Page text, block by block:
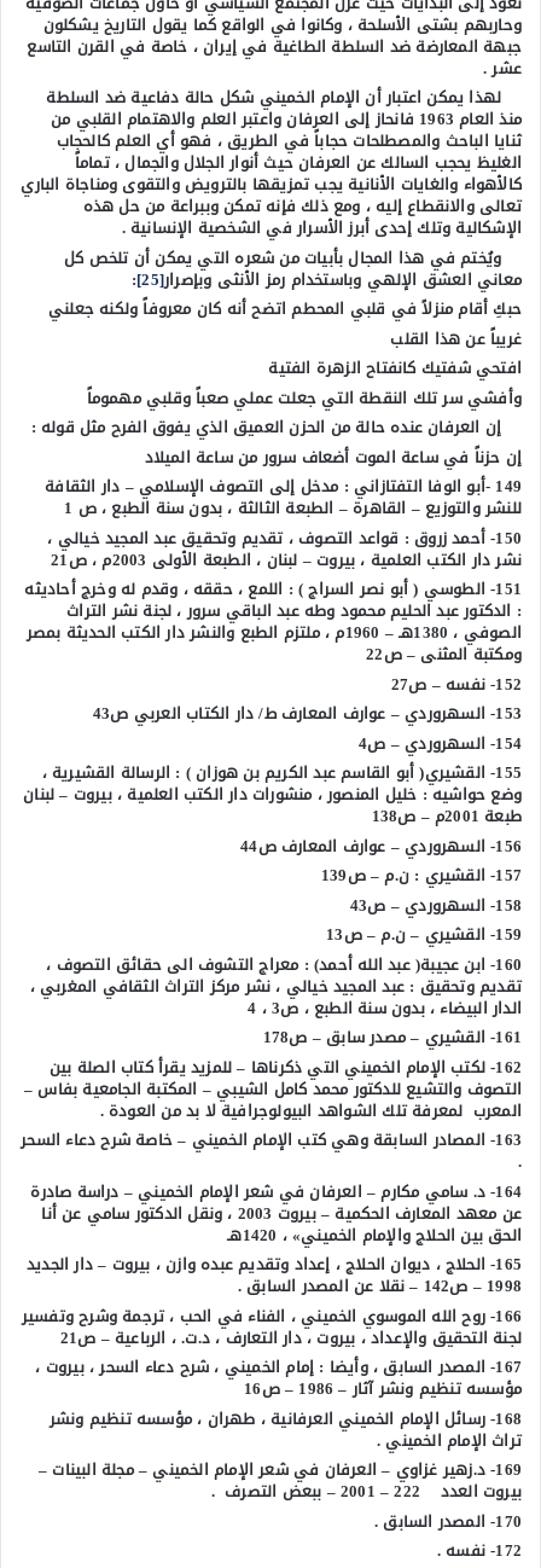
وحاربهم بشتى الأسلحة ، وكانوا في الواقع كما يقول التاريخ يشكلون
جبهة المعارضة ضد السلطة الطاغية في إيران ، خاصة في القرن التاسع
عشر .
لهذا يمكن اعتبار أن الإمام الخميني شكل حالة دفاعية ضد السلطة
منذ العام 1963 فانحاز إلى العرفان واعتبر العلم والاهتمام القلبي من
ثنايا الباحث والمصطلحات حجاباً في الطريق ، فهو أي العلم كالحجاب
الغليظ يحجب السالك عن العرفان حيث أنوار الجلال والجمال ، تماماً
كالأهواء والغايات الأنانية يجب تمزيقها بالترويض والتقوى ومناجاة الباري
تعالى والانقطاع إليه ، ومع ذلك فإنه تمكن وببراعة من حل هذه
الإشكالية وتلك إحدى أبرز الأسرار في الشخصية الإنسانية .
ويُختم في هذا المجال بأبيات من شعره التي يمكن أن تلخص كل
معاني العشق الإلهي وباستخدام رمز الأنثى وبإصرار[25]
:
حبكِ أقام منزلاً في قلبي المحطم اتضح أنه كان معروفاً ولكنه جعلني
غريباً عن هذا القلب
افتحي شفتيك كانفتاح الزهرة الفتية
وأفشي سر تلك النقطة التي جعلت عملي صعباً وقلبي مهموماً
إن العرفان عنده حالة من الحزن العميق الذي يفوق الفرح مثل قوله :
إن حزناً في ساعة الموت أضعاف سرور من ساعة الميلاد
149 -أبو الوفا التفتازاني : مدخل إلى التصوف الإسلامي – دار الثقافة
للنشر والتوزيع – القاهرة – الطبعة الثالثة ، بدون سنة الطبع ، ص 1
150- أحمد زروق : قواعد التصوف ، تقديم وتحقيق عبد المجيد خيالي ،
نشر دار الكتب العلمية ، بيروت – لبنان ، الطبعة الأولى 2003م ، ص21
151- الطوسي ( أبو نصر السراج ) : اللمع ، حققه ، وقدم له وخرج أحاديثه
: الدكتور عبد الحليم محمود وطه عبد الباقي سرور ، لجنة نشر التراث
الصوفي ، 1380هـ – 1960م ، ملتزم الطبع والنشر دار الكتب الحديثة بمصر
ومكتبة المثنى – ص22
152- نفسه – ص27
153- السهروردي – عوارف المعارف ط/ دار الكتاب العربي ص43
154- السهروردي – ص4
155- القشيري( أبو القاسم عبد الكريم بن هوزان ) : الرسالة القشيرية ،
وضع حواشيه : خليل المنصور ، منشورات دار الكتب العلمية ، بيروت – لبنان
طبعة 2001م – ص138
156- السهروردي – عوارف المعارف ص44
157- القشيري : ن.م – ص139
158- السهروردي – ص43
159- القشيري – ن.م – ص13
160- ابن عجيبة( عبد الله أحمد) : معراج التشوف الى حقائق التصوف ،
تقديم وتحقيق : عبد المجيد خيالي ، نشر مركز التراث الثقافي المغربي ،
الدار البيضاء ، بدون سنة الطبع ، ص3 ، 4
161- القشيري – مصدر سابق – ص178
162- لكتب الإمام الخميني التي ذكرناها – للمزيد يقرأ كتاب الصلة بين
التصوف والتشيع للدكتور محمد كامل الشيبي – المكتبة الجامعية بفاس –
المعرب لمعرفة تلك الشواهد البيولوجرافية لا بد من العودة .
163- المصادر السابقة وهي كتب الإمام الخميني – خاصة شرح دعاء السحر
.
164- د. سامي مكارم – العرفان في شعر الإمام الخميني – دراسة صادرة
عن معهد المعارف الحكمية – بيروت 2003 ، ونقل الدكتور سامي عن أنا
الحق بين الحلاج والإمام الخميني» ، 1420هـ
165- الحلاج ، ديوان الحلاج ، إعداد وتقديم عبده وازن ، بيروت – دار الجديد
1998 – ص142 – نقلا عن المصدر السابق .
166- روح الله الموسوي الخميني ، الفناء في الحب ، ترجمة وشرح وتفسير
لجنة التحقيق والإعداد ، بيروت ، دار التعارف ، د.ت. ، الرباعية – ص21
167- المصدر السابق ، وأيضا : إمام الخميني ، شرح دعاء السحر ، بيروت ،
مؤسسه تنظيم ونشر آثار – 1986 – ص16
168- رسائل الإمام الخميني العرفانية ، طهران ، مؤسسه تنظيم ونشر
تراث الإمام الخميني .
169- د.زهير غزاوي – العرفان في شعر الإمام الخميني – مجلة البينات –
بيروت العدد 222 – 2001 – ببعض التصرف .
170- المصدر السابق .
172- نفسه .